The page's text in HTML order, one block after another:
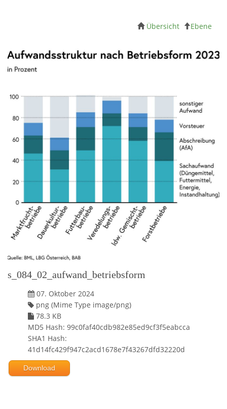
Übersicht Ebene
s_084_02_aufwand_betriebsform
07. Oktober 2024
png (Mime Type image/png)
78.3 KB
MD5 Hash: 99c0faf40cdb982e85ed9cf3f5eabcca
SHA1 Hash:
41d14fc429f947c2acd1678e7f43267dfd32220d
Download